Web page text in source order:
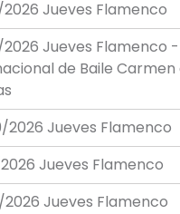
Jueves Flamenco
Jueves Flamenco
de Baile Carmen
Jueves Flamenco
Jueves Flamenco
Jueves Flamenco